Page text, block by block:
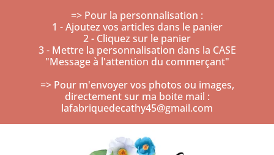
=> Pour la personnalisation :
1 - Ajoutez vos articles dans le panier
2 - Cliquez sur le panier
3 - Mettre la personnalisation dans la CASE
"Message à l'attention du commerçant"
=> Pour m'envoyer vos photos ou images,
directement sur ma boite mail :
lafabriquedecathy45@gmail.com